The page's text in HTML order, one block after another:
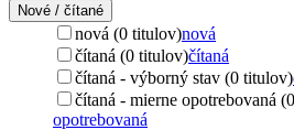
Nové / čítané
nová (0 titulov)nová
čítaná (0 titulov)čítaná
čítaná - výborný stav (0 titulov)
čítaná - mierne opotrebovaná
opotrebovaná